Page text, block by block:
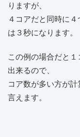
りますが、
４コアだと同時に
は３秒になります。
この例の場合だと
出来るので、
コア数が多い方が
言えます。